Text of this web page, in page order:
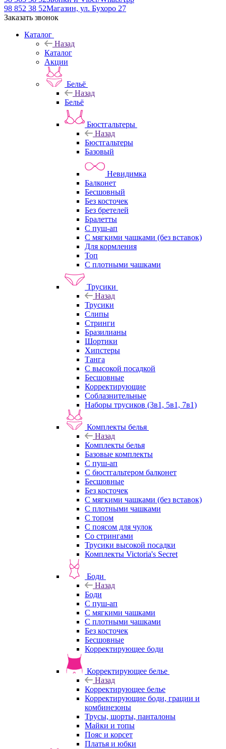
98 852 38 52Магазин, ул. Бухоро 27
Заказать звонок
Каталог
Назад
Каталог
Акции
Бельё
Назад
Бельё
Бюстгальтеры
Назад
Бюстгальтеры
Базовый
Невидимка
Балконет
Бесшовный
Без косточек
Без бретелей
Бралетты
С пуш-ап
С мягкими чашками (без вставок)
Для кормления
Топ
С плотными чашками
Трусики
Назад
Трусики
Слипы
Стринги
Бразилианы
Шортики
Хипстеры
Танга
С высокой посадкой
Бесшовные
Корректирующие
Соблазнительные
Наборы трусиков (3в1, 5в1, 7в1)
Комплекты белья
Назад
Комплекты белья
Базовые комплекты
С пуш-ап
С бюстгальтером балконет
Бесшовные
Без косточек
С мягкими чашками (без вставок)
С плотными чашками
С топом
С поясом для чулок
Со стрингами
Трусики высокой посадки
Комплекты Victoria's Secret
Боди
Назад
Боди
С пуш-ап
С мягкими чашками
С плотными чашками
Без косточек
Бесшовные
Корректирующее боди
Корректирующее белье
Назад
Корректирующее белье
Корректирующие боди, грации и
комбинезоны
Трусы, шорты, панталоны
Майки и топы
Пояс и корсет
Платья и юбки